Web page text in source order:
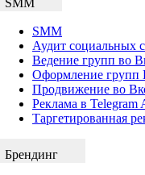
SMM
SMM
Аудит социальных
Ведение групп во
Оформление групп
Продвижение во
Реклама в Telegram
Таргетированная
Брендинг